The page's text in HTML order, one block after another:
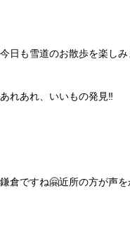
今日も雪道のお散歩を楽しみ
あれあれ、いいもの発見‼️
鎌倉ですね🤗近所の方が声